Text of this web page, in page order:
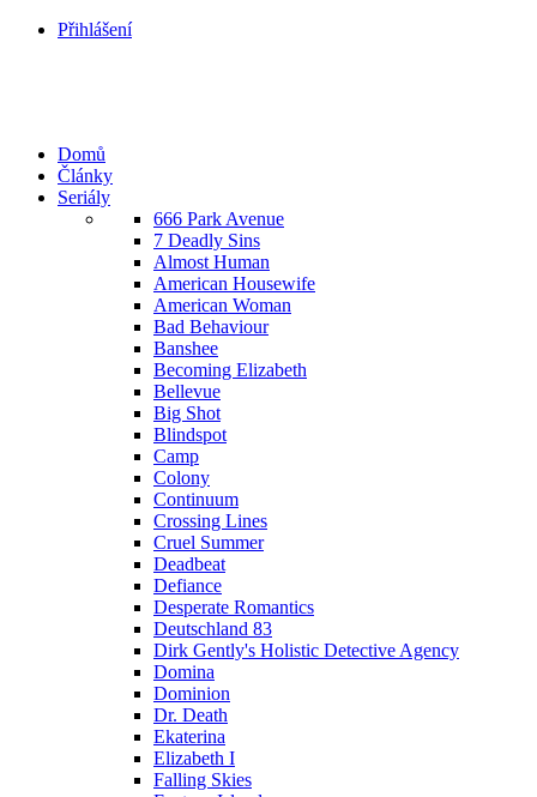
Přihlášení
Domů
Články
Seriály
666 Park Avenue
7 Deadly Sins
Almost Human
American Housewife
American Woman
Bad Behaviour
Banshee
Becoming Elizabeth
Bellevue
Big Shot
Blindspot
Camp
Colony
Continuum
Crossing Lines
Cruel Summer
Deadbeat
Defiance
Desperate Romantics
Deutschland 83
Dirk Gently's Holistic Detective Agency
Domina
Dominion
Dr. Death
Ekaterina
Elizabeth I
Falling Skies